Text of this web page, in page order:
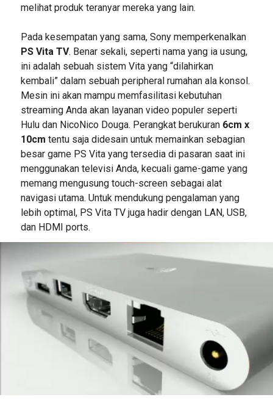
melihat produk teranyar mereka yang lain.
Pada kesempatan yang sama, Sony memperkenalkan
PS Vita TV. Benar sekali, seperti nama yang ia usung,
ini adalah sebuah sistem Vita yang “dilahirkan
kembali” dalam sebuah peripheral rumahan ala konsol.
Mesin ini akan mampu memfasilitasi kebutuhan
streaming Anda akan layanan video populer seperti
Hulu dan NicoNico Douga. Perangkat berukuran6cm x
10cm tentu saja didesain untuk memainkan sebagian
besar game PS Vita yang tersedia di pasaran saat ini
menggunakan televisi Anda, kecuali game-game yang
memang mengusung touch-screen sebagai alat
navigasi utama. Untuk mendukung pengalaman yang
lebih optimal, PS Vita TV juga hadir dengan LAN, USB,
dan HDMI ports.